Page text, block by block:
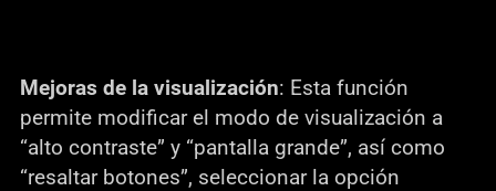
Mejoras de la visualización: Esta función
permite modificar el modo de visualización a
“alto contraste” y “pantalla grande”, así como
“resaltar botones”, seleccionar la opción